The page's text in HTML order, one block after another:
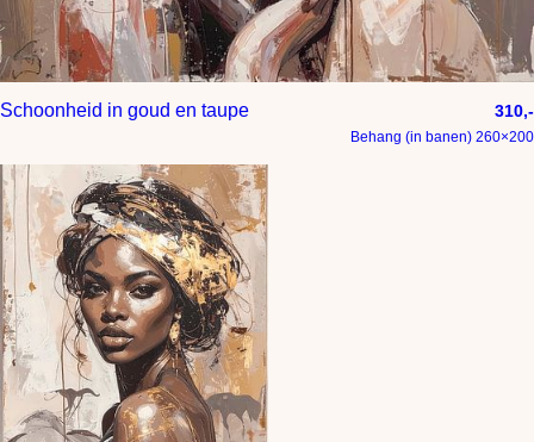
Schoonheid in goud en taupe 310,-
Behang (in banen) 260×200